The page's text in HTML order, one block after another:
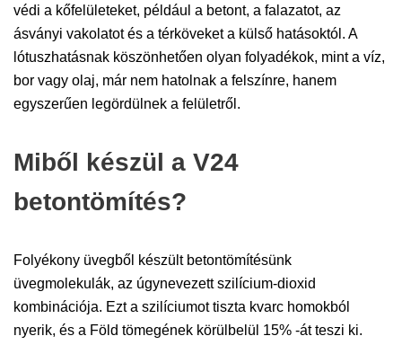
védi a kőfelületeket, például a betont, a falazatot, az
ásványi vakolatot és a térköveket a külső hatásoktól. A
lótuszhatásnak köszönhetően olyan folyadékok, mint a víz,
bor vagy olaj, már nem hatolnak a felszínre, hanem
egyszerűen legördülnek a felületről.
Miből készül a V24
betontömítés?
Folyékony üvegből készült betontömítésünk
üvegmolekulák, az úgynevezett szilícium-dioxid
kombinációja. Ezt a szilíciumot tiszta kvarc homokból
nyerik, és a Föld tömegének körülbelül 15% -át teszi ki.